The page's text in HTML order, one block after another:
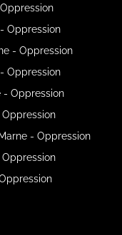
Oppression
- Oppression
Oppression
- Oppression
- Oppression